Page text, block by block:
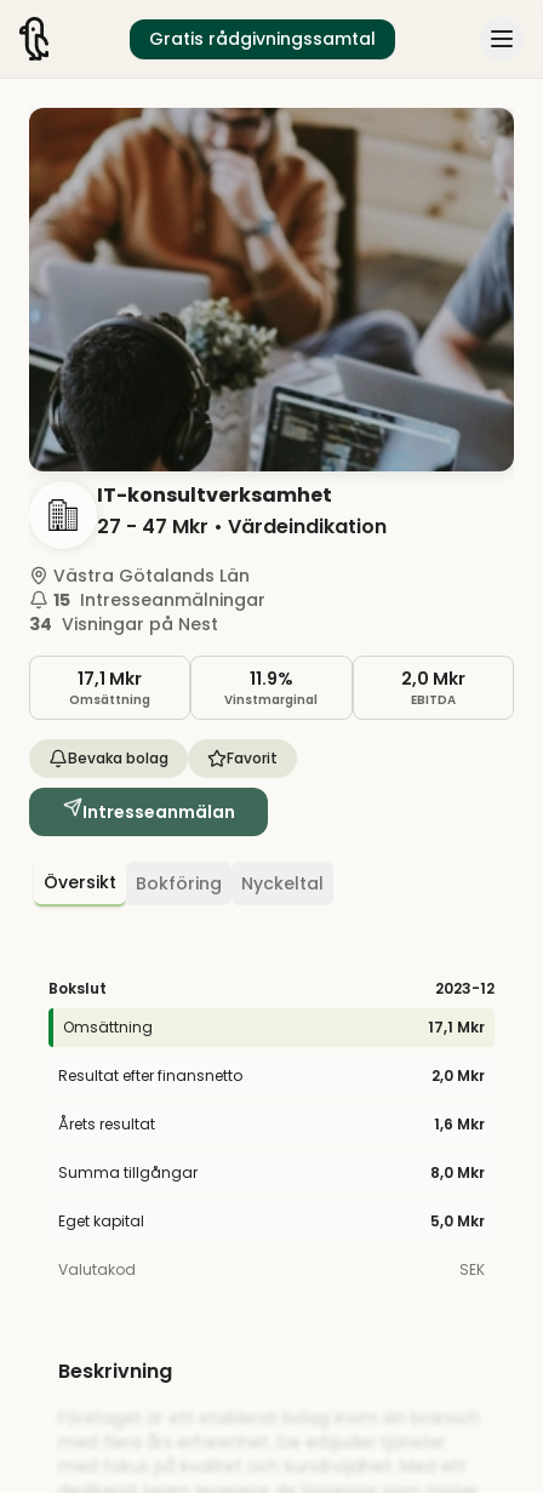
Gratis rådgivningssamtal
IT-konsultverksamhet
27 - 47 Mkr • Värdeindikation
Västra Götalands Län
15 Intresseanmälningar
34 Visningar på Nest
17,1 Mkr
Omsättning
11.9%
Vinstmarginal
2,0 Mkr
EBITDA
Bevaka bolag Favorit
Intresseanmälan
Översikt Bokföring Nyckeltal
Bokslut 2023-12
Omsättning
17,1 Mkr
Resultat efter finansnetto 2,0 Mkr
Årets resultat 1,6 Mkr
Summa tillgångar 8,0 Mkr
Eget kapital 5,0 Mkr
Valutakod SEK
Beskrivning